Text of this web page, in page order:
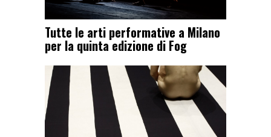
Tutte le arti performative a Milano
per la quinta edizione di Fog